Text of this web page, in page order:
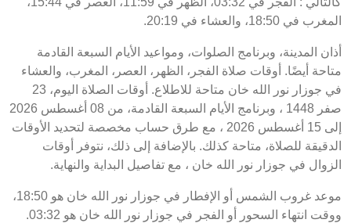
المغرب في 18:50، والعشاء في 20:19.
أذان المدينة، وبرنامج الصلوات، ومواعيد الأيام السبعة القادمة
متاحة أيضًا. أوقات صلاة الفجر، الظهر، العصر، المغرب، والعشاء
في جوزار نور الله خان متاحة للاطلاع. أوقات الصلاة اليوم، 23
صفر 1448 ، وبرنامج الأيام السبعة القادمة، من 08 أغسطس 2026
إلى 15 أغسطس 2026 ، مع طرق حساب مخصصة لتحديد الأوقات
الدقيقة للصلاة، متاحة كذلك. بالإضافة إلى ذلك، نتوفر أوقات
الزوال في جوزار نور الله خان ، مع تفاصيل البداية والنهاية.
موعد غروب الشمس أو الإفطار في جوزار نور الله خان هو 18:50،
ووقت انتهاء السحور أو الفجر في جوزار نور الله خان هو 03:32.